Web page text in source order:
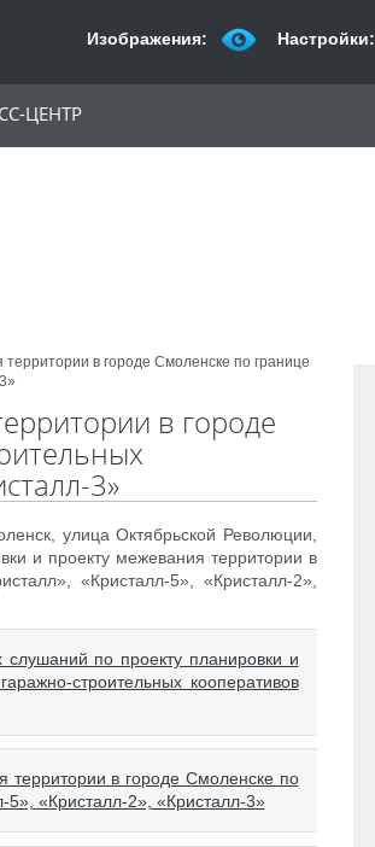
Изображения: Настройки:
ЦЕНТР
в городе Смоленске по границе
в городе
3»
улица Октябрьской Революции,
и проекту межевания территории в
«Кристалл-5», «Кристалл-2»,
по проекту планировки и
строительных кооперативов
в городе Смоленске по
5», «Кристалл-2», «Кристалл-3»